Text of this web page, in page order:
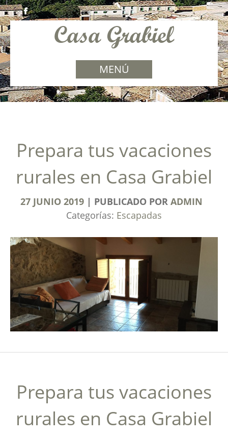
MENÚ
Prepara tus vacaciones
rurales en Casa Grabiel
27 JUNIO 2019 PUBLICADO POR ADMIN
Categorías: Escapadas
Prepara tus vacaciones
rurales en Casa Grabiel